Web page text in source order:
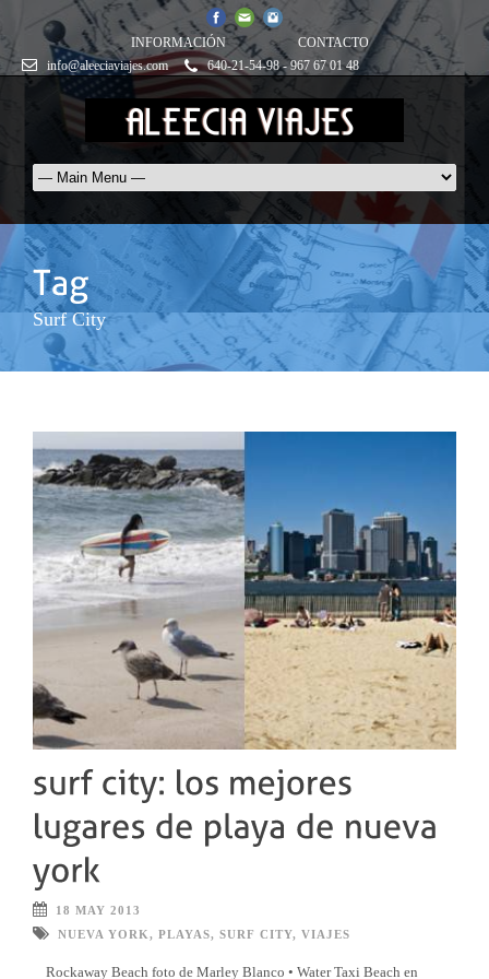
INFORMACIÓN
CONTACTO
info@aleeciaviajes.com
640-21-54-98 - 967 67 01 48
Surf City
18 MAY 2013
NUEVA YORK, PLAYAS, SURF CITY, VIAJES
Rockaway Beach foto de Marley Blanco • Water Taxi Beach en